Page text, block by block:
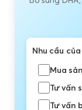
Nhu cầu
Mua
Tư vấn
Tư vấn